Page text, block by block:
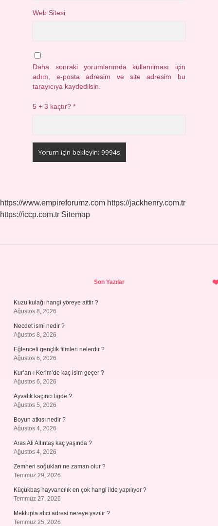
Web Sitesi
Daha sonraki yorumlarımda kullanılması için
adım, e-posta adresim ve site adresim bu
tarayıcıya kaydedilsin.
5 + 3 kaçtır?*
https://www.empireforumz.com https://jackhenry.com.tr
https://iccp.com.tr Sitemap
Son Yazılar
Kuzu kulağı hangi yöreye aittir ?
Ağustos 8, 2026
Necdet ismi nedir ?
Ağustos 8, 2026
Eğlenceli gençlik filmleri nelerdir ?
Ağustos 6, 2026
Kur’an-ı Kerim’de kaç isim geçer ?
Ağustos 6, 2026
Ayvalık kaçıncı ligde ?
Ağustos 5, 2026
Boyun atkısı nedir ?
Ağustos 4, 2026
Aras Ali Altıntaş kaç yaşında ?
Ağustos 4, 2026
Zemheri soğukları ne zaman olur ?
Temmuz 29, 2026
Küçükbaş hayvancılık en çok hangi ilde yapılıyor ?
Temmuz 27, 2026
Mektupta alıcı adresi nereye yazılır ?
Temmuz 25, 2026